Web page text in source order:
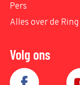
Pers
Alles over de Ring
Volg ons